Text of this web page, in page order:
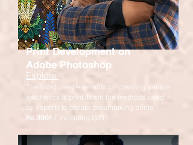
Print Development on
Adobe Photoshop
Explore
The most used elements for creating unique
aesthetics is print. learn the methods used
by experts to create breathtaking prints
Rs 399/- ( including GST)